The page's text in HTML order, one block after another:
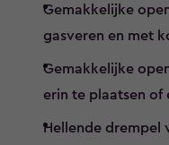
Gemakkelijke
gasveren en met
Gemakkelijke
erin te plaatsen of
Hellende drempel